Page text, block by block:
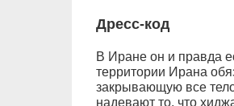
Дресс-код
В Иране он и правда
территории Ирана
закрывающую все
надевают то, что